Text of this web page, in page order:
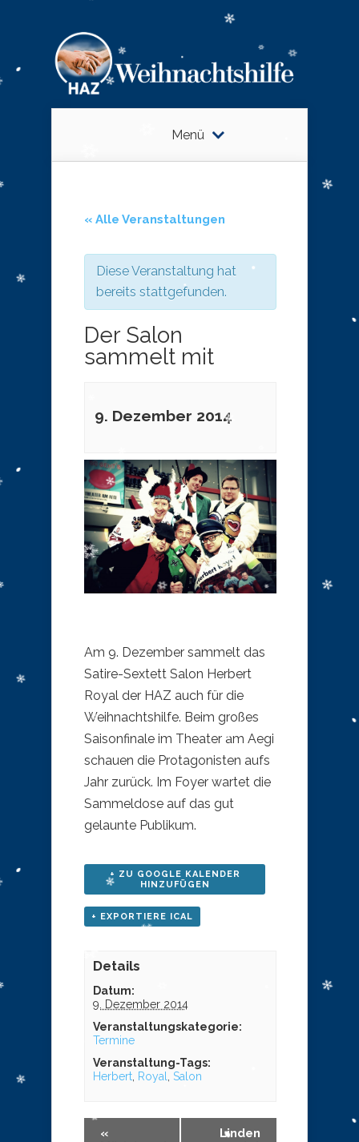
Menü
« Alle Veranstaltungen
Diese Veranstaltung hat
bereits stattgefunden.
Der Salon
sammelt mit
9. Dezember 2014
Am 9. Dezember sammelt das
Satire-Sextett Salon Herbert
Royal der HAZ auch für die
Weihnachtshilfe. Beim großes
Saisonfinale im Theater am Aegi
schauen die Protagonisten aufs
Jahr zurück. Im Foyer wartet die
Sammeldose auf das gut
gelaunte Publikum.
+ ZU GOOGLE KALENDER
HINZUFÜGEN
+ EXPORTIERE ICAL
Details
Datum:
9. Dezember 2014
Veranstaltungskategorie:
Termine
Veranstaltung-Tags:
Herbert, Royal Salon
«
Linden